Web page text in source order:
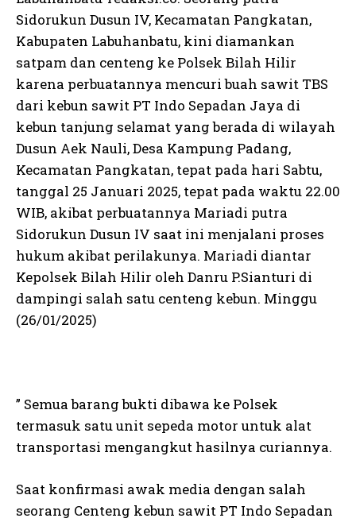
Sidorukun Dusun IV, Kecamatan Pangkatan,
Kabupaten Labuhanbatu, kini diamankan
satpam dan centeng ke Polsek Bilah Hilir
karena perbuatannya mencuri buah sawit TBS
dari kebun sawit PT Indo Sepadan Jaya di
kebun tanjung selamat yang berada di wilayah
Dusun Aek Nauli, Desa Kampung Padang,
Kecamatan Pangkatan, tepat pada hari Sabtu,
tanggal 25 Januari 2025, tepat pada waktu 22.00
WIB, akibat perbuatannya Mariadi putra
Sidorukun Dusun IV saat ini menjalani proses
hukum akibat perilakunya. Mariadi diantar
Kepolsek Bilah Hilir oleh Danru P.Sianturi di
dampingi salah satu centeng kebun. Minggu
(26/01/2025)
” Semua barang bukti dibawa ke Polsek
termasuk satu unit sepeda motor untuk alat
transportasi mengangkut hasilnya curiannya.
Saat konfirmasi awak media dengan salah
seorang Centeng kebun sawit PT Indo Sepadan